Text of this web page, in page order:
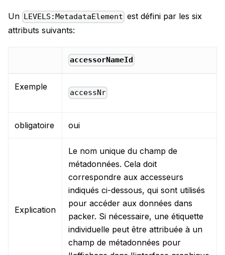
Un LEVELS:MetadataElement est défini par les six
attributs suivants:
accessorNameId
Exemple
accessNr
obligatoire oui
Explication
Le nom unique du champ de
métadonnées. Cela doit
correspondre aux accesseurs
indiqués ci-dessous, qui sont utilisés
pour accéder aux données dans
packer. Si nécessaire, une étiquette
individuelle peut être attribuée à un
champ de métadonnées pour